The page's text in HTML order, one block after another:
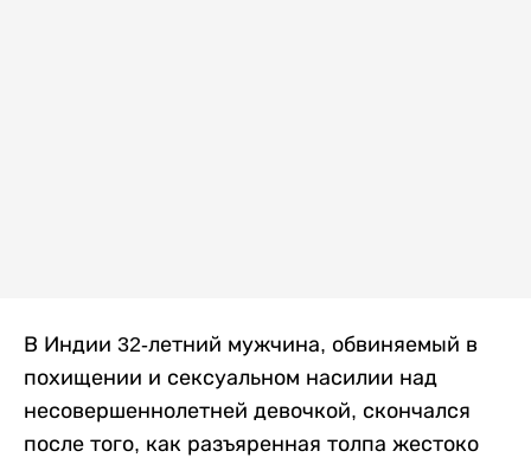
В Индии 32-летний мужчина, обвиняемый в
похищении и сексуальном насилии над
несовершеннолетней девочкой, скончался
после того, как разъяренная толпа жестоко